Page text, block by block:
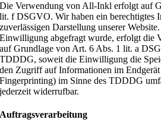
Die Verwendung von All-Inkl erfolgt auf
lit. f DSGVO. Wir haben ein berechtigtes
zuverlässigen Darstellung unserer
Einwilligung abgefragt wurde, erfolgt die
auf Grundlage von Art. 6 Abs. 1 lit. a
TDDDG, soweit die Einwilligung die
den Zugriff auf Informationen im
Fingerprinting) im Sinne des TDDDG
jederzeit widerrufbar.
Auftragsverarbeitung